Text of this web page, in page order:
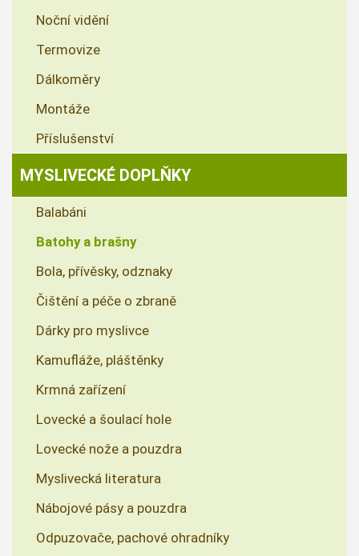
Noční vidění
Termovize
Dálkoměry
Montáže
Příslušenství
MYSLIVECKÉ DOPLŇKY
Balabáni
Batohy a brašny
Bola, přívěsky, odznaky
Čištění a péče o zbraně
Dárky pro myslivce
Kamufláže, pláštěnky
Krmná zařízení
Lovecké a šoulací hole
Lovecké nože a pouzdra
Myslivecká literatura
Nábojové pásy a pouzdra
Odpuzovače, pachové ohradníky